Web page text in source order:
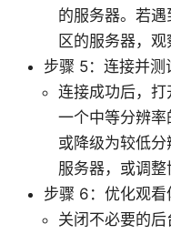
的服务器。若
区的服务器，观
步骤 5：连接并测
连接成功后，
一个中等分辨
或降级为较低
服务器，或调整
步骤 6：优化观看
关闭不必要的